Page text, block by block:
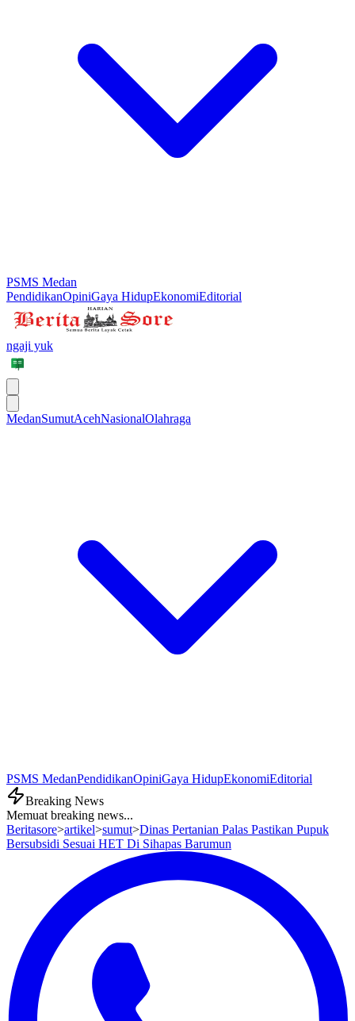
PSMS Medan
PendidikanOpiniGaya HidupEkonomiEditorial
ngaji yuk
MedanSumutAcehNasionalOlahraga
PSMS MedanPendidikanOpiniGaya HidupEkonomiEditorial
Breaking News
Memuat breaking news...
Beritasore>artikel>sumut>Dinas Pertanian Palas Pastikan Pupuk
Bersubsidi Sesuai HET Di Sihapas Barumun